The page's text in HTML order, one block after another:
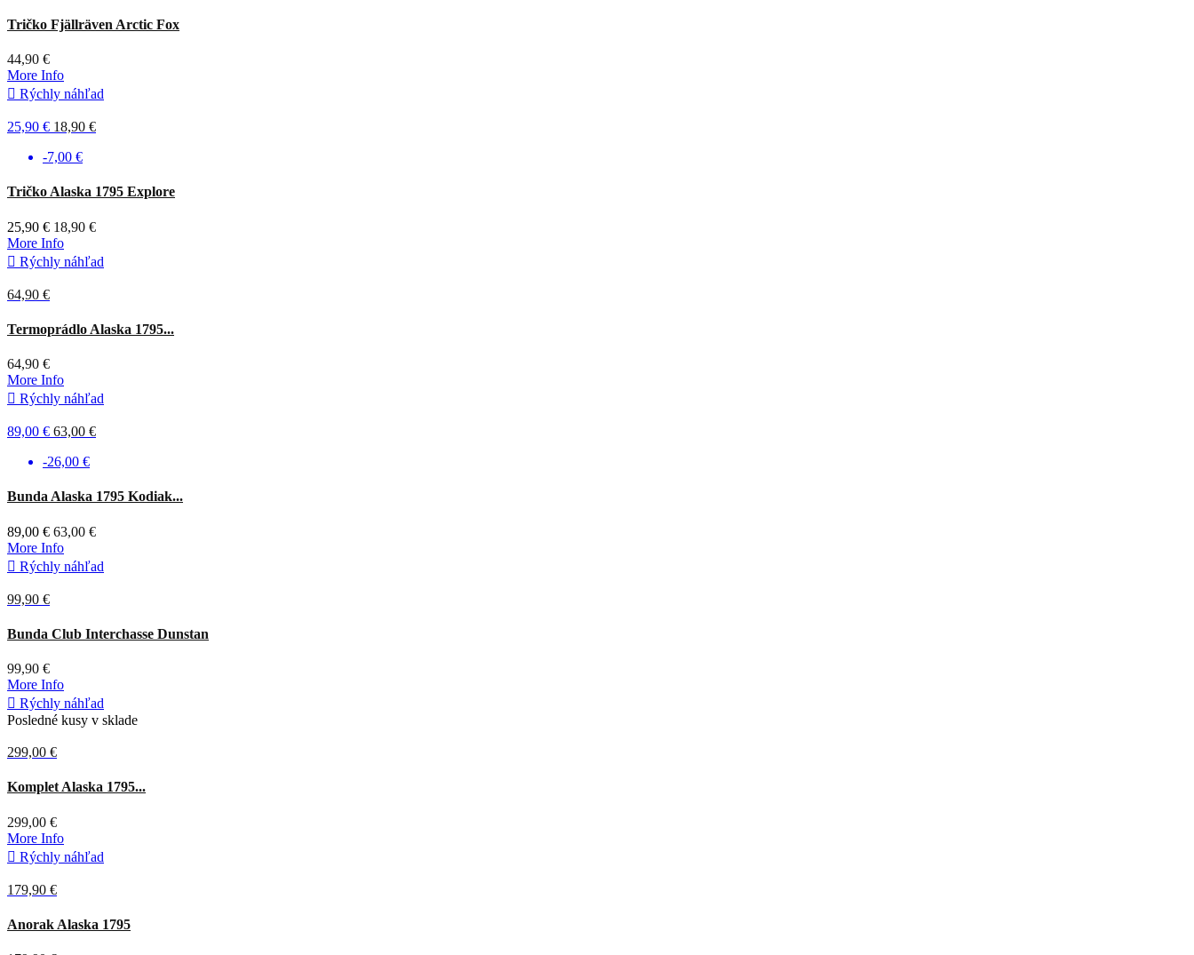
Belasá
Tričko Fjällräven Arctic Fox
44,90 €
More Info
 Rýchly náhľad
25,90 € 18,90 €
-7,00 €
Čierna
Tričko Alaska 1795 Explore
25,90 € 18,90 €
More Info
 Rýchly náhľad
64,90 €
BlindTech
Invisible
Termoprádlo Alaska 1795...
64,90 €
More Info
 Rýchly náhľad
89,00 € 63,00 €
-26,00 €
Bunda Alaska 1795 Kodiak...
89,00 € 63,00 €
More Info
 Rýchly náhľad
99,90 €
Tmavá
olivová
Bunda Club Interchasse Dunstan
99,90 €
More Info
 Rýchly náhľad
Posledné kusy v sklade
299,00 €
Hnedá
Komplet Alaska 1795...
299,00 €
More Info
 Rýchly náhľad
179,90 €
Tmavá
olivová
Anorak Alaska 1795